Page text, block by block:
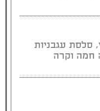
סלסת עגבניות
חמה וקרה